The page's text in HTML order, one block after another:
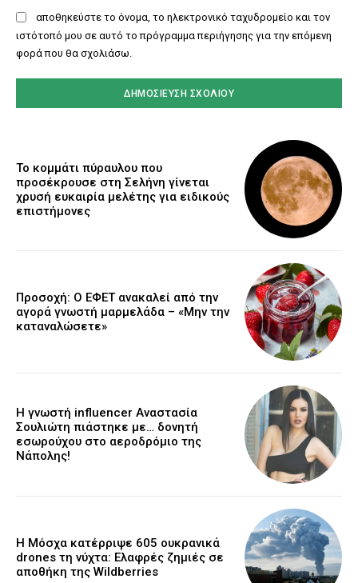
αποθηκεύστε το όνομα, το ηλεκτρονικό ταχυδρομείο και τον
ιστότοπό μου σε αυτό το πρόγραμμα περιήγησης για την επόμενη
φορά που θα σχολιάσω.
Το κομμάτι πύραυλου που
προσέκρουσε στη Σελήνη γίνεται
χρυσή ευκαιρία μελέτης για ειδικούς
επιστήμονες
Προσοχή: Ο ΕΦΕΤ ανακαλεί από την
αγορά γνωστή μαρμελάδα – «Μην την
καταναλώσετε»
Η γνωστή influencer Αναστασία
Σουλιώτη πιάστηκε με… δονητή
εσωρούχου στο αεροδρόμιο της
Νάπολης!
Η Μόσχα κατέρριψε 605 ουκρανικά
drones τη νύχτα: Ελαφρές ζημιές σε
αποθήκη της Wildberries